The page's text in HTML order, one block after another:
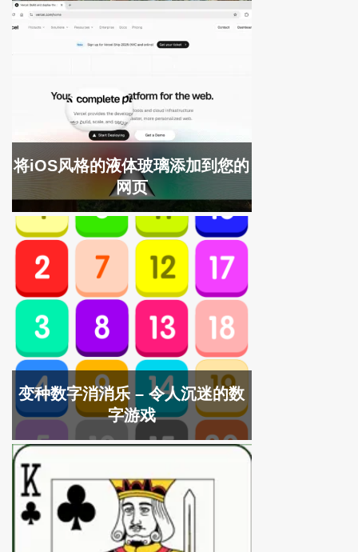
将iOS风格的液体玻璃添加到您的
网页
变种数字消消乐 – 令人沉迷的数
字游戏